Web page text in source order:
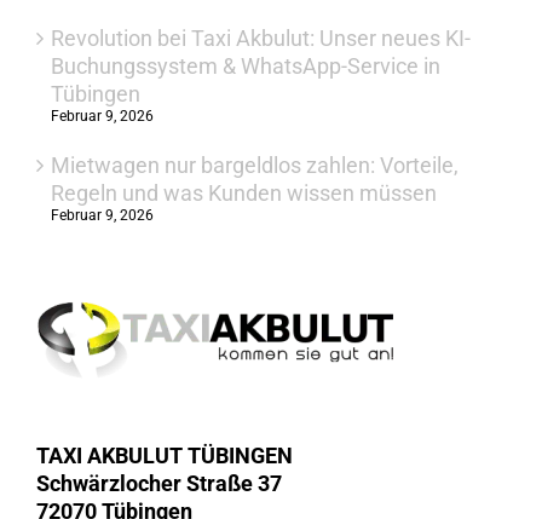
Revolution bei Taxi Akbulut: Unser neues KI-
Buchungssystem & WhatsApp-Service in
Tübingen
Februar 9, 2026
Mietwagen nur bargeldlos zahlen: Vorteile,
Regeln und was Kunden wissen müssen
Februar 9, 2026
TAXI AKBULUT TÜBINGEN
Schwärzlocher Straße 37
72070 Tübingen